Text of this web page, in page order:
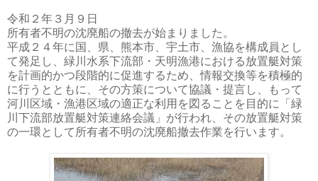
令和２年３月９日
所有者不明の沈廃船の撤去が始まりました。
平成２４年に国、県、熊本市、宇土市、漁協を構成員とし
て発足し、緑川水系下流部・天明漁港における放置艇対策
を計画的かつ段階的に促進するため、情報交換等を積極的
に行うとともに、その方策について協議・提言し、もって
河川区域・漁港区域の適正な利用を図ることを目的に「緑
川下流部放置艇対策連絡会議」が行われ、その放置艇対策
の一環として所有者不明の沈廃船撤去作業を行います。